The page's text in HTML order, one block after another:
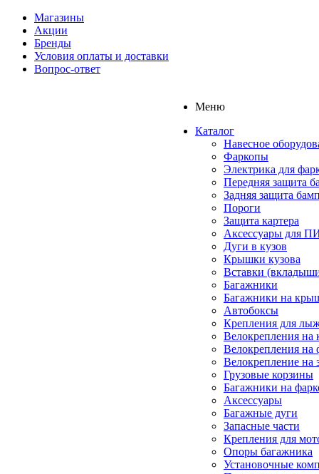
Магазины
Акции
Бренды
Условия оплаты и доставки
Вопрос-ответ
Меню
Каталог
Навесное
Фаркопы
Электрика для
Передняя защита
Задняя защита
Пороги
Защита картера
Аксессуары для
Дуги в кузов
Крышки кузова
Вставки
Багажники
Багажники на
Автобоксы
Крепления для
Велокрепления
Велокрепления на
Велокрепление на
Грузовые корзины
Багажники на
Аксессуары
Багажные дуги
Запасные части
Крепления для
Опоры багажника
Установочные